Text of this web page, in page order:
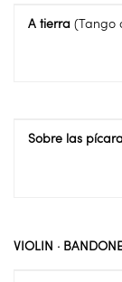
A tierra (Tango
Sobre las
VIOLIN ·